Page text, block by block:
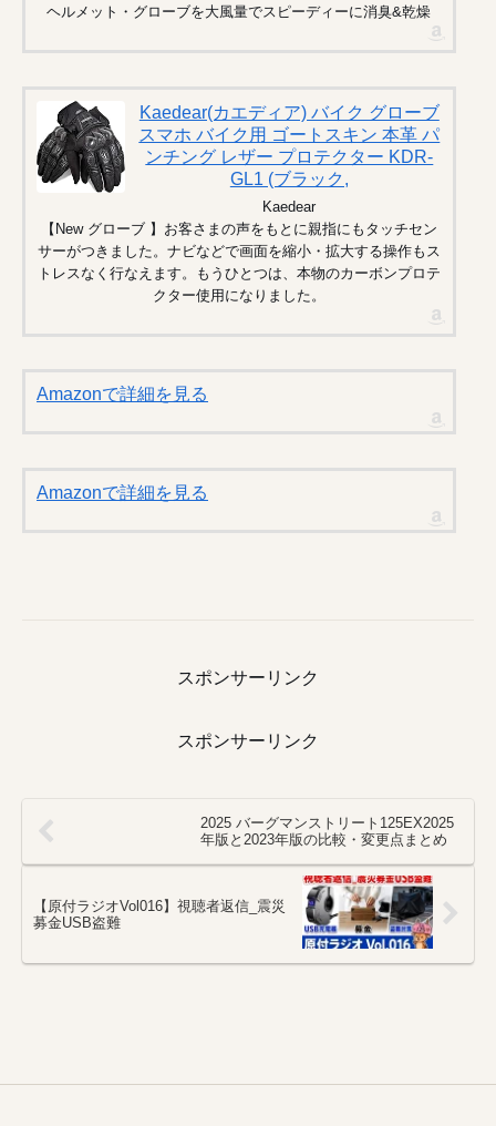
ヘルメット・グローブを大風量でスピーディーに消臭&乾燥
Kaedear(カエディア) バイク グローブ
スマホ バイク用 ゴートスキン 本革 パ
ンチング レザー プロテクター KDR-
GL1 (ブラック,
Kaedear
【New グローブ 】お客さまの声をもとに親指にもタッチセン
サーがつきました。ナビなどで画面を縮小・拡大する操作もス
トレスなく行なえます。もうひとつは、本物のカーボンプロテ
クター使用になりました。
Amazonで詳細を見る
Amazonで詳細を見る
スポンサーリンク
スポンサーリンク
2025 バーグマンストリート125EX2025
年版と2023年版の比較・変更点まとめ
【原付ラジオVol016】視聴者返信_震災
募金USB盗難